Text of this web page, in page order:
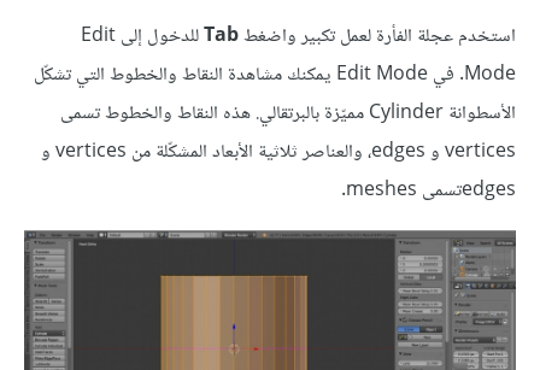
استخدم عجلة الفأرة لعمل تكبير واضغطTab
للدخول إلى Edit
Mode. في Edit Mode يمكنك مشاهدة النقاط والخطوط التي تشكّل
الأسطوانة Cylinder مميّزة بالبرتقالي. هذه النقاط والخطوط تسمى
vertices و edges، والعناصر ثلاثية الأبعاد المشكّلة من vertices و
edgesتسمى meshes.